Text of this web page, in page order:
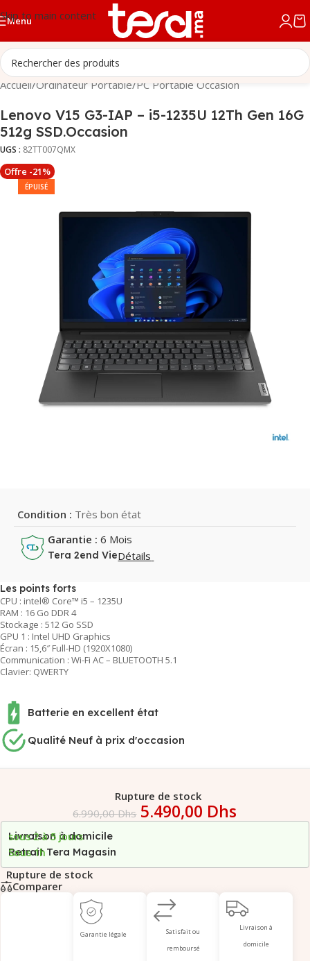
Skip to main content
Menu
Accueil/Ordinateur Portable/PC Portable Occasion
Lenovo V15 G3-IAP – i5-1235U 12Th Gen 16G
512g SSD.Occasion
UGS : 82TT007QMX
Offre -21%
ÉPUISÉ
Condition : Très bon état
Garantie : 6 Mois
Tera 2end VieDétails
Les points forts
CPU : intel® Core™ i5 – 1235U
RAM : 16 Go DDR 4
Stockage : 512 Go SSD
GPU 1 : Intel UHD Graphics
Écran : 15,6″ Full-HD (1920X1080)
Communication : Wi-Fi AC – BLUETOOTH 5.1
Clavier: QWERTY
Batterie en excellent état
Qualité Neuf à prix d'occasion
Rupture de stock
6.990,00Dhs 5.490,00 Dhs
Livraison à domicile
sous 2 à 5 jours
Retrait Tera Magasin
Sous 1h
Rupture de stock
Comparer
Garantie légale
Satisfait ou
remboursé
Livraison à
domicile